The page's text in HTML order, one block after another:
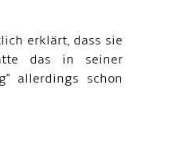
erklärt, dass sie
das in seiner
allerdings schon